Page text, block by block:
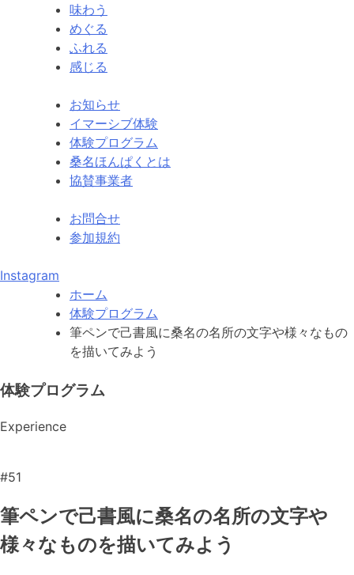
味わう
めぐる
ふれる
感じる
お知らせ
イマーシブ体験
体験プログラム
桑名ほんぱくとは
協賛事業者
お問合せ
参加規約
Instagram
ホーム
体験プログラム
筆ペンで己書風に桑名の名所の文字や様々なもの
を描いてみよう
体験プログラム
Experience
#51
筆ペンで己書風に桑名の名所の文字や
様々なものを描いてみよう